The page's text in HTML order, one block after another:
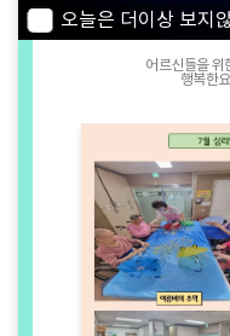
어르신들을 위
행복한
오늘은 더이상 보지